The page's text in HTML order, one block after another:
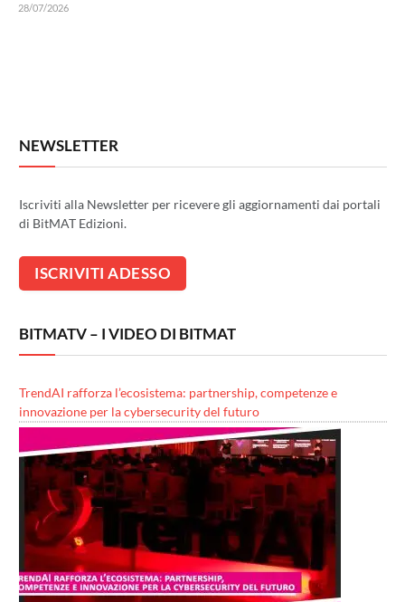
28/07/2026
NEWSLETTER
Iscriviti alla Newsletter per ricevere gli aggiornamenti dai portali
di BitMAT Edizioni.
BITMATV – I VIDEO DI BITMAT
TrendAI rafforza l’ecosistema: partnership, competenze e
innovazione per la cybersecurity del futuro